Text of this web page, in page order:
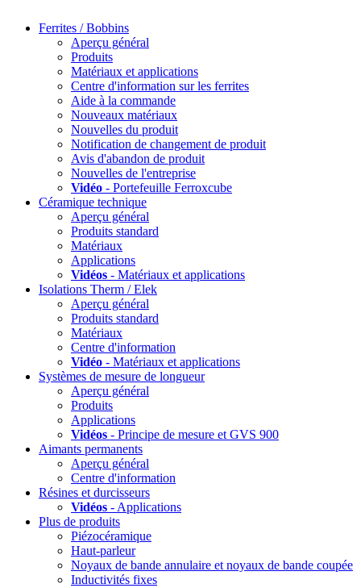
Ferrites / Bobbins
Aperçu général
Produits
Matériaux et applications
Centre d'information sur les ferrites
Aide à la commande
Nouveaux matériaux
Nouvelles du produit
Notification de changement de produit
Avis d'abandon de produit
Nouvelles de l'entreprise
Vidéo - Portefeuille Ferroxcube
Céramique technique
Aperçu général
Produits standard
Matériaux
Applications
Vidéos - Matériaux et applications
Isolations Therm / Elek
Aperçu général
Produits standard
Matériaux
Centre d'information
Vidéo - Matériaux et applications
Systèmes de mesure de longueur
Aperçu général
Produits
Applications
Vidéos - Principe de mesure et GVS 900
Aimants permanents
Aperçu général
Centre d'information
Résines et durcisseurs
Vidéos - Applications
Plus de produits
Piézocéramique
Haut-parleur
Noyaux de bande annulaire et noyaux de bande coupée
Inductivités fixes